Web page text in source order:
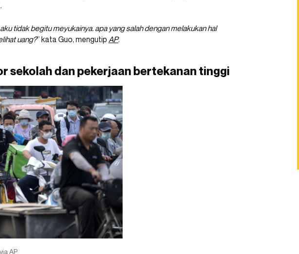
tidak begitu meyukainya. apa yang salah dengan melakukan hal
uang?” kata Guo, mengutip AP.
sekolah dan pekerjaan bertekanan tinggi
via AP